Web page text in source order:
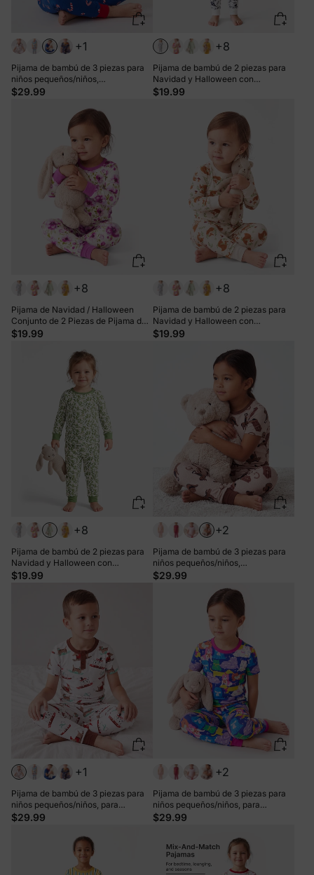
+1
Pijama de bambú de 3 piezas para
niños pequeños/niños,
Navidad/Halloween, 2 en 1, para las
$29.99
+8
Pijama de bambú de 2 piezas para
Navidad y Halloween con
estampado infantil para bebé o niño
$19.99
+8
Pijama de Navidad / Halloween
Conjunto de 2 Piezas de Pijama de
Bambú con Estampado Infantil para
$19.99
+8
Pijama de bambú de 2 piezas para
Navidad y Halloween con
estampado infantil para bebé o niño
$19.99
+8
Pijama de bambú de 2 piezas para
Navidad y Halloween con
estampado infantil para bebé o niño
$19.99
+2
Pijama de bambú de 3 piezas para
niños pequeños/niños,
Navidad/Halloween, conjunto 2 en
$29.99
+1
Pijama de bambú de 3 piezas para
niños pequeños/niños, para
Navidad/Halloween, 2 en 1, para las
$29.99
+2
Pijama de bambú de 3 piezas para
niños pequeños/niños, para
Navidad/Halloween, estilo 2 en 1,
$29.99